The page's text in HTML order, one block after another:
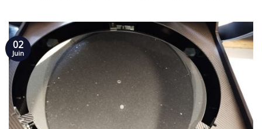
02
Juin